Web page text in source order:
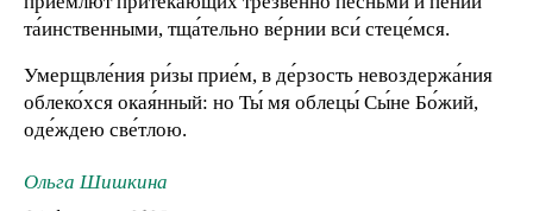
та́инственными, тща́тельно ве́рнии вси́ стеце́мся.
Умерщвле́ния ри́зы прие́м, в де́рзость невоздержа́ния
облеко́хся окая́нный: но Ты́ мя облецы́ Сы́не Бо́жий,
оде́ждею све́тлою.
Ольга Шишкина